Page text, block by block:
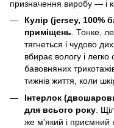
призначення виробу — і
Кулір (jersey, 100%
приміщень . Тонке,
тягнеться і чудово
вбирає вологу і
бавовняних
тижнів життя, коли
Інтерлок
для всього року.
же м'який і приємний